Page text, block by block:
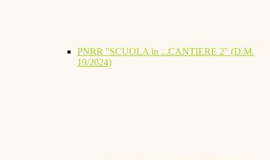
PNRR "SCUOLA in ...CANTIERE 2" (D.M.
19/2024)